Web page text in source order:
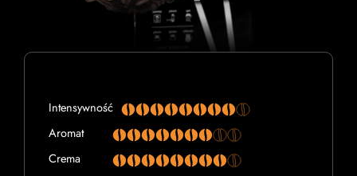
Intensywność
Aromat
Crema